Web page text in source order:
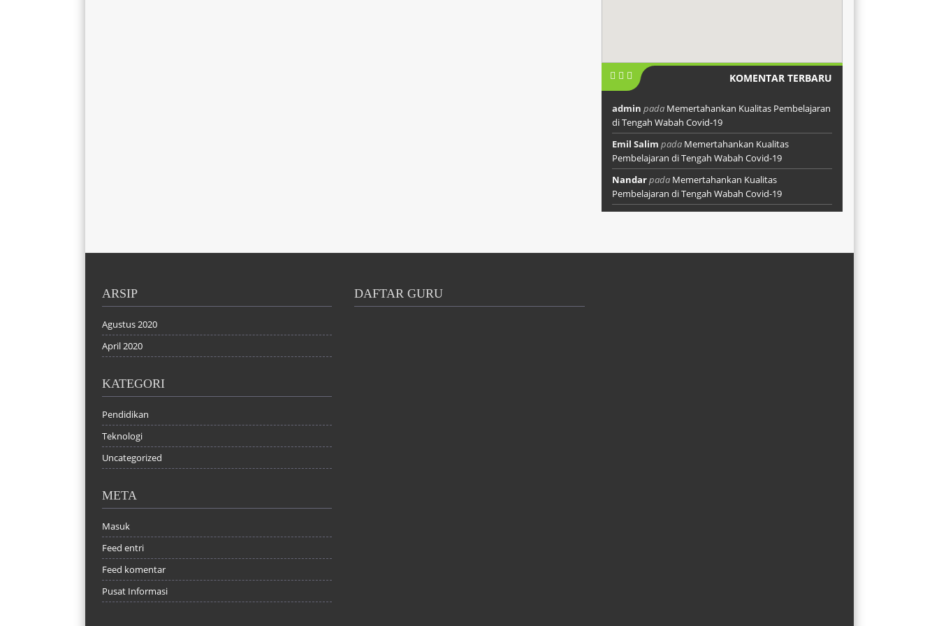
KOMENTAR TERBARU
admin pada Memertahankan Kualitas Pembelajaran
di Tengah Wabah Covid-19
Emil Salim pada Memertahankan Kualitas
Pembelajaran di Tengah Wabah Covid-19
Nandarpada Memertahankan Kualitas
Pembelajaran di Tengah Wabah Covid-19
ARSIP
Agustus 2020
April 2020
KATEGORI
Pendidikan
Teknologi
Uncategorized
META
Masuk
Feed entri
Feed komentar
Pusat Informasi
DAFTAR GURU